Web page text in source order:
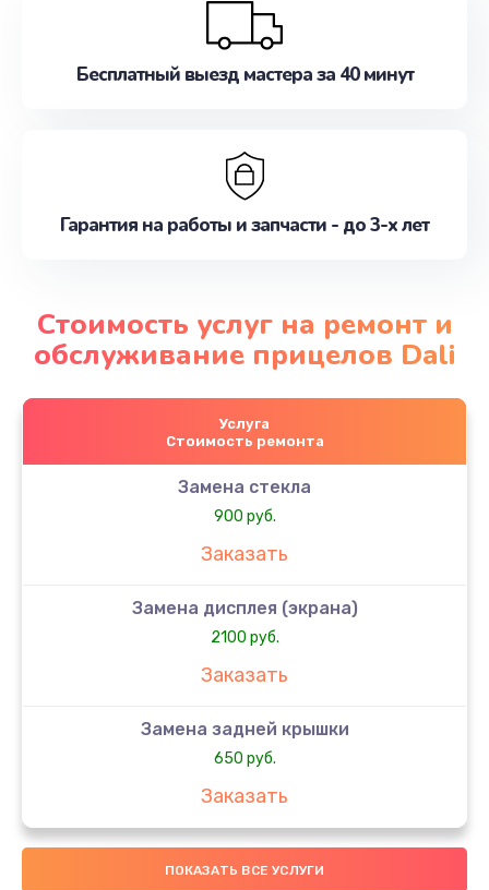
Бесплатный выезд мастера за 40 минут
Гарантия на работы и запчасти - до 3-х лет
Стоимость услуг на ремонт и
обслуживание прицелов Dali
Услуга
Стоимость ремонта
Замена стекла
900 руб.
Заказать
Замена дисплея (экрана)
2100 руб.
Заказать
Замена задней крышки
650 руб.
Заказать
Замена аккумулятора
4000 руб.
ПОКАЗАТЬ ВСЕ УСЛУГИ